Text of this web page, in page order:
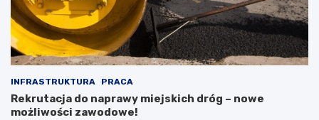
INFRASTRUKTURA PRACA
Rekrutacja do naprawy miejskich dróg – nowe
możliwości zawodowe!